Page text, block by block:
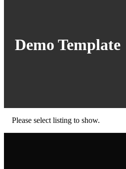
Demo Template
Please select listing to show.